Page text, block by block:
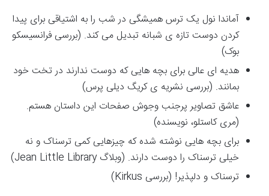
آماندا نول یک ترس همیشگی در شب را به اشتیاقی برای پیدا
کردن دوست تازه ی شبانه تبدیل می کند. (بررسی فرانسیسکو
بوک)
هدیه ای عالی برای بچه هایی که دوست ندارند در تخت خود
بمانند. (بررسی نشریه ی کریگ دیلی پرس)
عاشق تصاویر پرجنب وجوش صفحات این داستان هستم.
(مری کاستلو، نویسنده)
برای بچه هایی نوشته شده که چیزهایی کمی ترسناک و نه
خیلی ترسناک را دوست دارند. (وبلاگ Jean Little Library)
ترسناک و دلپذیر! (بررسی Kirkus)